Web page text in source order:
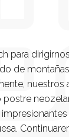
para
de
nuestros